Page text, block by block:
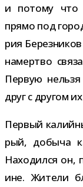
и потому что
прямо под
рия
намертво
Первую
друг с дру­гом
Первый
рый, добыча
Находился он,
ине. Жители